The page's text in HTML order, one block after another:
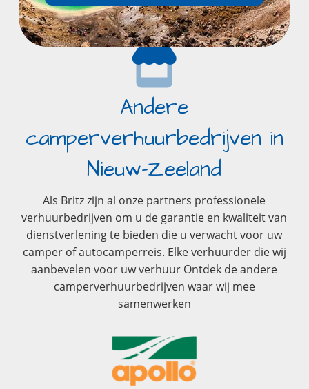
Andere
camperverhuurbedrijven in
Nieuw-Zeeland
Als Britz zijn al onze partners professionele
verhuurbedrijven om u de garantie en kwaliteit van
dienstverlening te bieden die u verwacht voor uw
camper of autocamperreis. Elke verhuurder die wij
aanbevelen voor uw verhuur Ontdek de andere
camperverhuurbedrijven waar wij mee
samenwerken